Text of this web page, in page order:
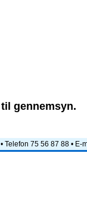
gennemsyn.
Telefon 75 56 87 88 • E-